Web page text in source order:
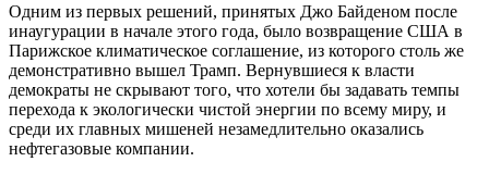
Одним из первых решений, принятых Джо Байденом после
инаугурации в начале этого года, было возвращение США в
Парижское климатическое соглашение, из которого столь же
демонстративно вышел Трамп. Вернувшиеся к власти
демократы не скрывают того, что хотели бы задавать темпы
перехода к экологически чистой энергии по всему миру, и
среди их главных мишеней незамедлительно оказались
нефтегазовые компании.